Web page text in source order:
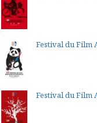
Festival du Film
Festival du Film